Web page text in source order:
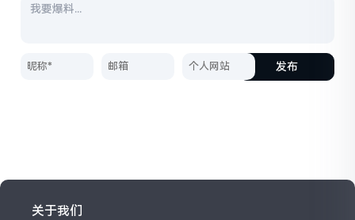
发布
关于我们